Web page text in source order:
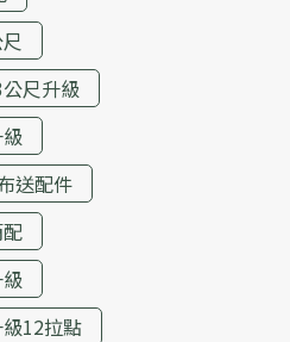
尺升級
送配件
12拉點